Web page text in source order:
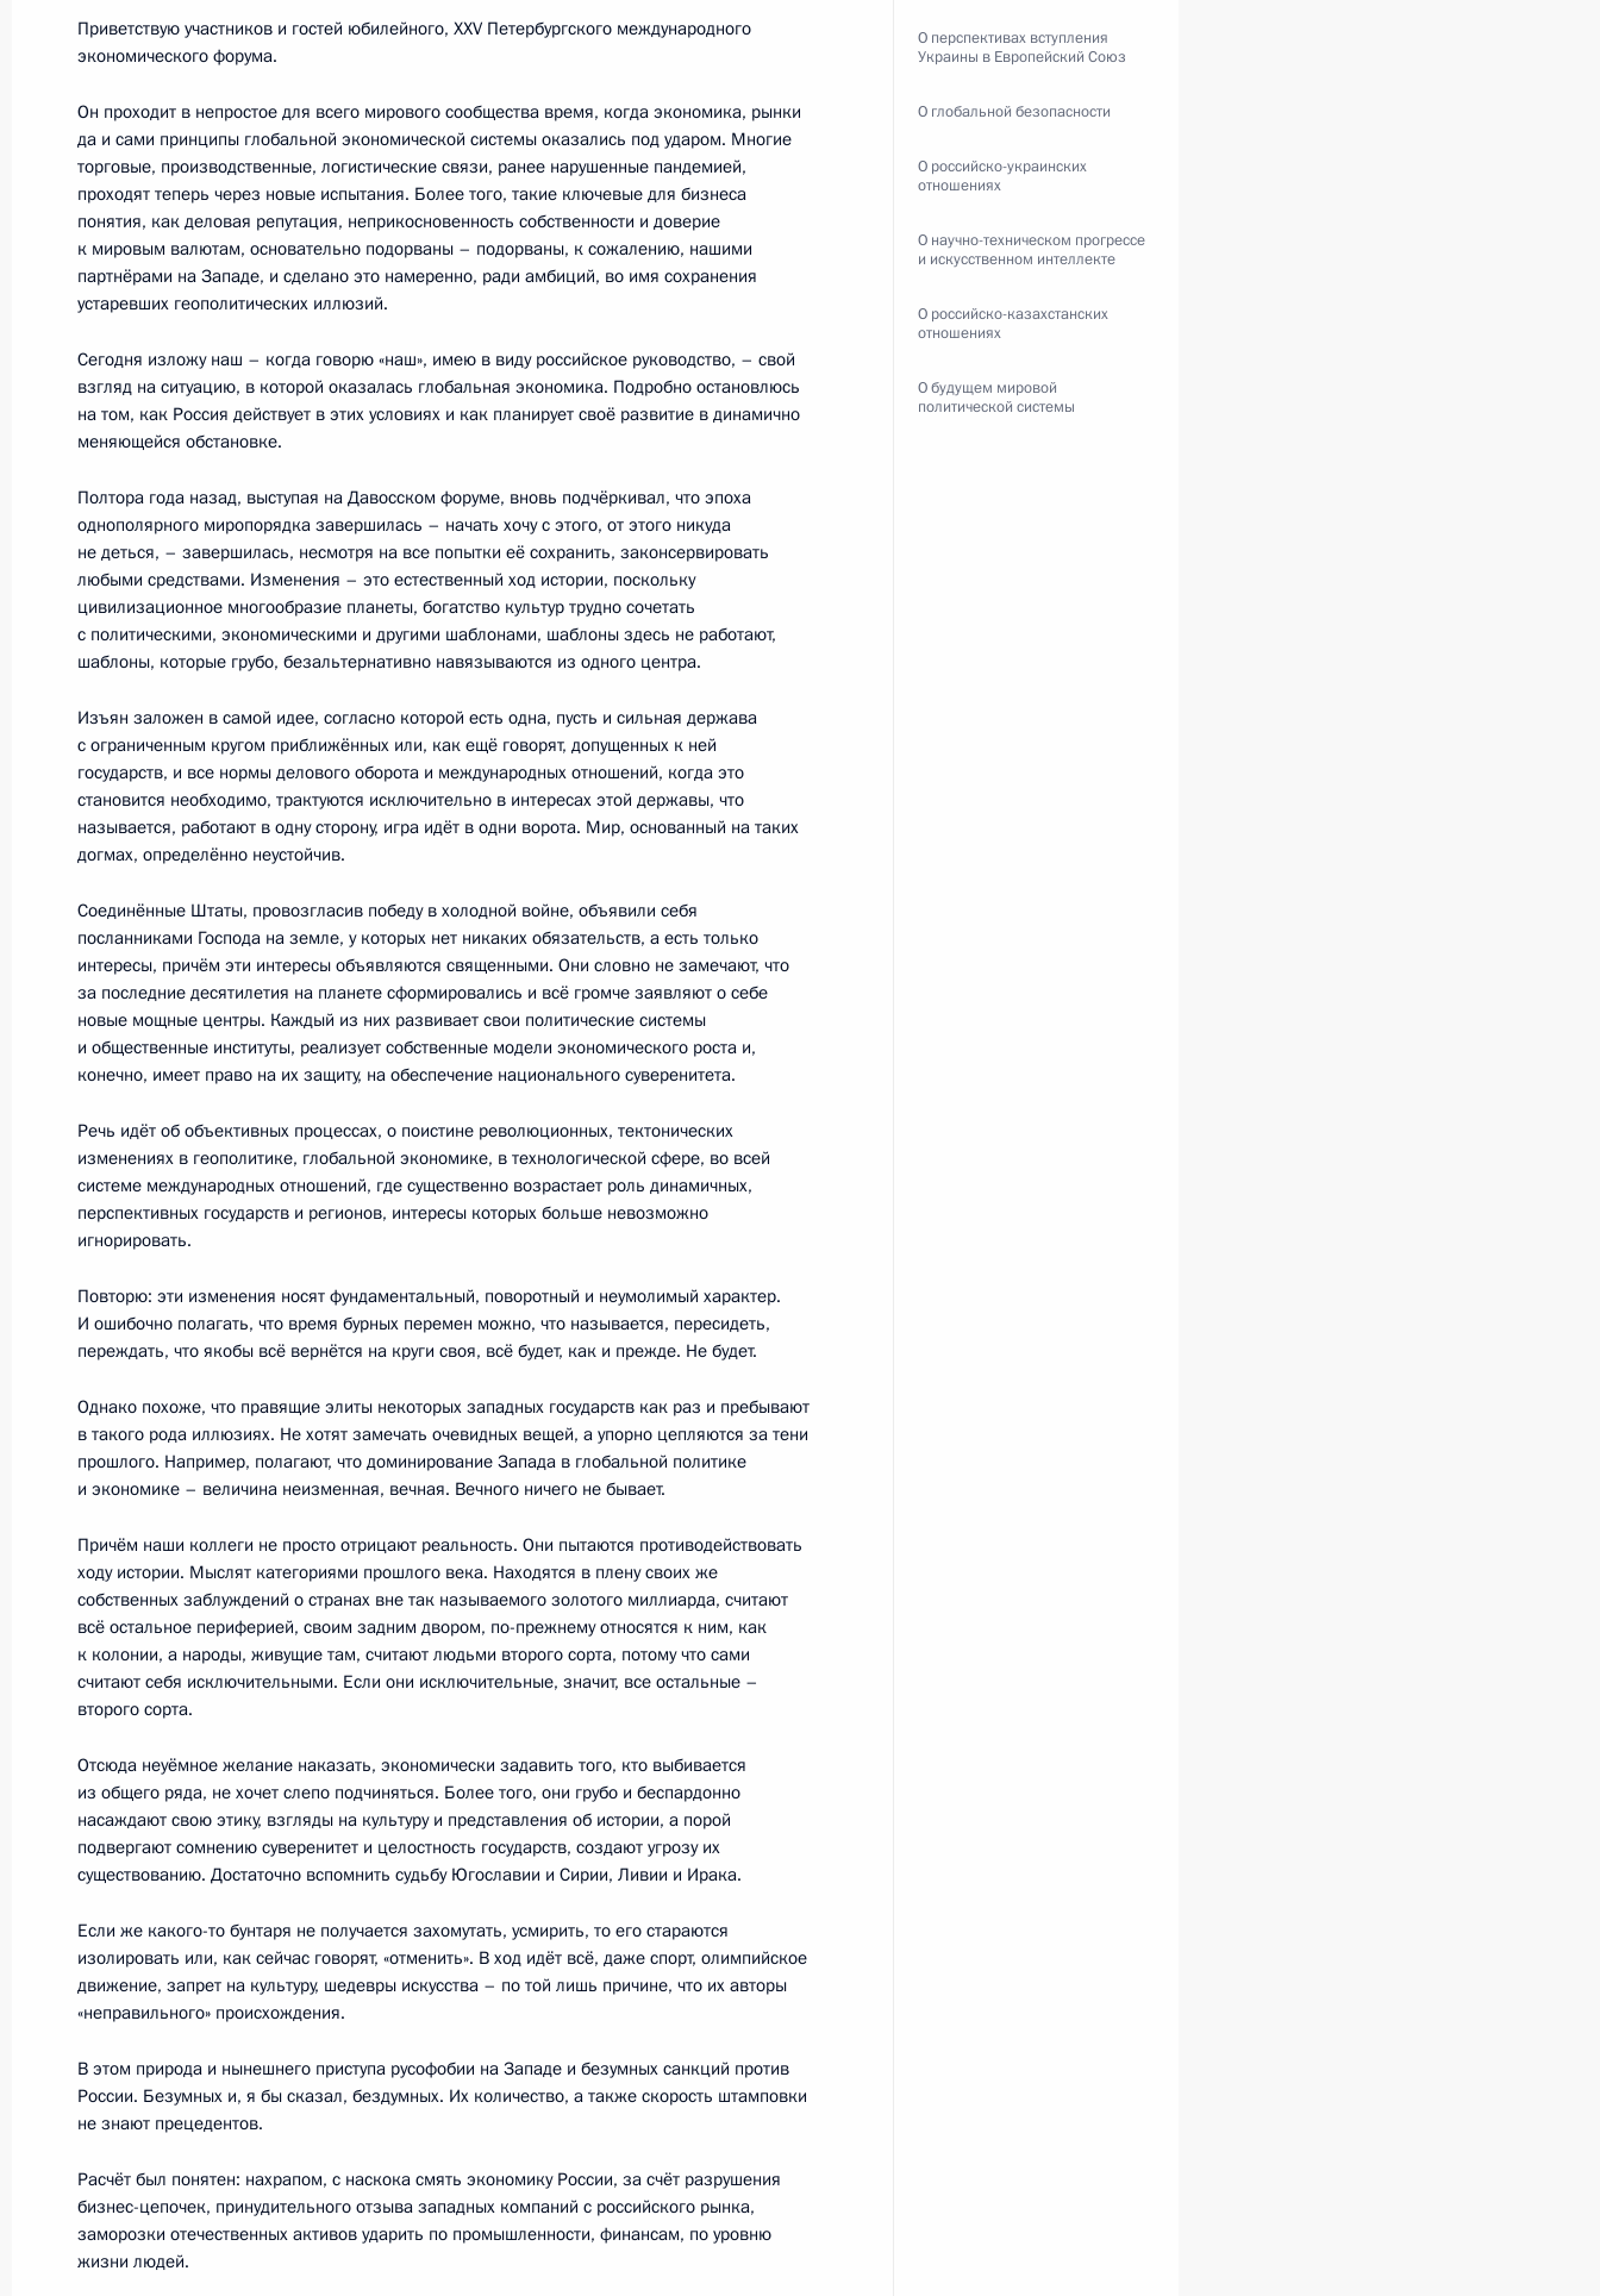
17 июня 2022 года, пятница
Встреча с Президентом Армении Ваагном Хачатуряном
17 июня 2022 года, 22:00 Санкт-Петербург
Встреча с Президентом Казахстана Касым-Жомартом Токаевым
Пленарное заседание Петербургского международного
экономического форума
17 июня 2022 года, 19:25 Санкт-Петербург
16 июня 2022 года, четверг
промышленности
16 июня 2022 года, 20:25 Санкт-Петербург
15 июня 2022 года, среда
Встреча с главой «Роснано» Сергеем Куликовым
15 июня 2022 года, 14:00 Москва, Кремль
14 июня 2022 года, вторник
Встреча с главой Счётной палаты Алексеем Кудриным
14 июня 2022 года, 13:55 Москва, Кремль
Вручение медалей Героя Труда и Государственных премий
12 июня 2022 года, 13:25 Москва, Кремль
10 июня 2022 года, пятница
переговоров
10 июня 2022 года, 15:45 Москва, Кремль
Вручение ордена Дружбы Президенту Туркменистана Сердару
10 июня 2022 года, 15:40 Москва, Кремль
Российско-туркменистанские переговоры
10 июня 2022 года, 15:30 Москва, Кремль
Встреча с молодыми предпринимателями, инженерами
и учёными
Приветствую участников и гостей юбилейного, XXV Петербургского международного
экономического форума.
Он проходит в непростое для всего мирового сообщества время, когда экономика, рынки
да и сами принципы глобальной экономической системы оказались под ударом. Многие
торговые, производственные, логистические связи, ранее нарушенные пандемией,
проходят теперь через новые испытания. Более того, такие ключевые для бизнеса
понятия, как деловая репутация, неприкосновенность собственности и доверие
к мировым валютам, основательно подорваны – подорваны, к сожалению, нашими
партнёрами на Западе, и сделано это намеренно, ради амбиций, во имя сохранения
устаревших геополитических иллюзий.
Сегодня изложу наш – когда говорю «наш», имею в виду российское руководство, – свой
взгляд на ситуацию, в которой оказалась глобальная экономика. Подробно остановлюсь
на том, как Россия действует в этих условиях и как планирует своё развитие в динамично
меняющейся обстановке.
Полтора года назад, выступая на Давосском форуме, вновь подчёркивал, что эпоха
однополярного миропорядка завершилась – начать хочу с этого, от этого никуда
не деться, – завершилась, несмотря на все попытки её сохранить, законсервировать
любыми средствами. Изменения – это естественный ход истории, поскольку
цивилизационное многообразие планеты, богатство культур трудно сочетать
с политическими, экономическими и другими шаблонами, шаблоны здесь не работают,
шаблоны, которые грубо, безальтернативно навязываются из одного центра.
Изъян заложен в самой идее, согласно которой есть одна, пусть и сильная держава
с ограниченным кругом приближённых или, как ещё говорят, допущенных к ней
государств, и все нормы делового оборота и международных отношений, когда это
становится необходимо, трактуются исключительно в интересах этой державы, что
называется, работают в одну сторону, игра идёт в одни ворота. Мир, основанный на таких
догмах, определённо неустойчив.
Соединённые Штаты, провозгласив победу в холодной войне, объявили себя
посланниками Господа на земле, у которых нет никаких обязательств, а есть только
интересы, причём эти интересы объявляются священными. Они словно не замечают, что
за последние десятилетия на планете сформировались и всё громче заявляют о себе
новые мощные центры. Каждый из них развивает свои политические системы
и общественные институты, реализует собственные модели экономического роста и,
конечно, имеет право на их защиту, на обеспечение национального суверенитета.
Речь идёт об объективных процессах, о поистине революционных, тектонических
изменениях в геополитике, глобальной экономике, в технологической сфере, во всей
системе международных отношений, где существенно возрастает роль динамичных,
перспективных государств и регионов, интересы которых больше невозможно
игнорировать.
Повторю: эти изменения носят фундаментальный, поворотный и неумолимый характер.
И ошибочно полагать, что время бурных перемен можно, что называется, пересидеть,
переждать, что якобы всё вернётся на круги своя, всё будет, как и прежде. Не будет.
Однако похоже, что правящие элиты некоторых западных государств как раз и пребывают
в такого рода иллюзиях. Не хотят замечать очевидных вещей, а упорно цепляются за тени
прошлого. Например, полагают, что доминирование Запада в глобальной политике
и экономике – величина неизменная, вечная. Вечного ничего не бывает.
Причём наши коллеги не просто отрицают реальность. Они пытаются противодействовать
ходу истории. Мыслят категориями прошлого века. Находятся в плену своих же
собственных заблуждений о странах вне так называемого золотого миллиарда, считают
всё остальное периферией, своим задним двором, по-прежнему относятся к ним, как
к колонии, а народы, живущие там, считают людьми второго сорта, потому что сами
считают себя исключительными. Если они исключительные, значит, все остальные –
второго сорта.
Отсюда неуёмное желание наказать, экономически задавить того, кто выбивается
из общего ряда, не хочет слепо подчиняться. Более того, они грубо и беспардонно
насаждают свою этику, взгляды на культуру и представления об истории, а порой
подвергают сомнению суверенитет и целостность государств, создают угрозу их
существованию. Достаточно вспомнить судьбу Югославии и Сирии, Ливии и Ирака.
Если же какого-то бунтаря не получается захомутать, усмирить, то его стараются
изолировать или, как сейчас говорят, «отменить». В ход идёт всё, даже спорт, олимпийское
движение, запрет на культуру, шедевры искусства – по той лишь причине, что их авторы
«неправильного» происхождения.
В этом природа и нынешнего приступа русофобии на Западе и безумных санкций против
России. Безумных и, я бы сказал, бездумных. Их количество, а также скорость штамповки
не знают прецедентов.
Расчёт был понятен: нахрапом, с наскока смять экономику России, за счёт разрушения
бизнес-цепочек, принудительного отзыва западных компаний с российского рынка,
заморозки отечественных активов ударить по промышленности, финансам, по уровню
жизни людей.
О перспективах вступления
Украины в Европейский Союз
О глобальной безопасности
О российско-украинских
отношениях
О научно-техническом прогрессе
и искусственном интеллекте
О российско-казахстанских
отношениях
О будущем мировой
политической системы